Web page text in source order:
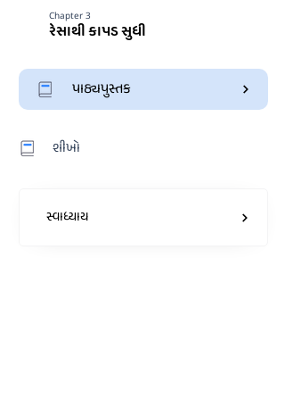
રેસાથી કાપડ સુધી
Chapter 3
સ્વાધ્યાય
શીખો
પાઠ્યપુસ્તક